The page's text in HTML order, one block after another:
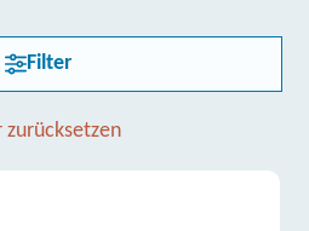
Filter
zurücksetzen